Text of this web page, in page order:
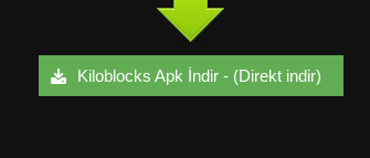
Kiloblocks Apk İndir - (Direkt indir)